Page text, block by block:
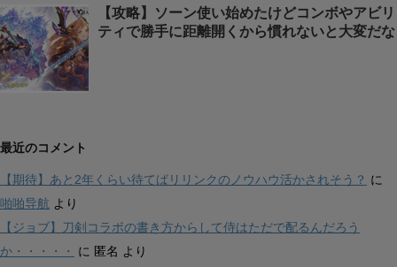
【攻略】ソーン使い始めたけどコンボやアビリ
ティで勝手に距離開くから慣れないと大変だな
最近のコメント
【期待】あと2年くらい待てばリリンクのノウハウ活かされそう？ に
啪啪导航 より
【ジョブ】刀剣コラボの書き方からして侍はただで配るんだろう
か・・・・・
に 匿名 より